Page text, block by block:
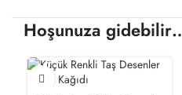
Hoşunuza